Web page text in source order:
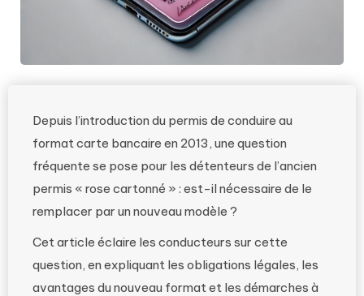
Depuis l’introduction du permis de conduire au
format carte bancaire en 2013, une question
fréquente se pose pour les détenteurs de l’ancien
permis « rose cartonné » : est-il nécessaire de le
remplacer par un nouveau modèle ?
Cet article éclaire les conducteurs sur cette
question, en expliquant les obligations légales, les
avantages du nouveau format et les démarches à